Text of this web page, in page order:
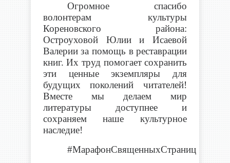
Огромное спасибо
волонтерам культуры
Кореновского района:
Остроуховой Юлии и Исаевой
Валерии за помощь в реставрации
книг. Их труд помогает сохранить
эти ценные экземпляры для
будущих поколений читателей!
Вместе мы делаем мир
литературы доступнее и
сохраняем наше культурное
наследие!
#МарафонСвященныхСтраниц